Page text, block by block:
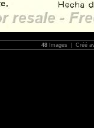
48 Images | Créé